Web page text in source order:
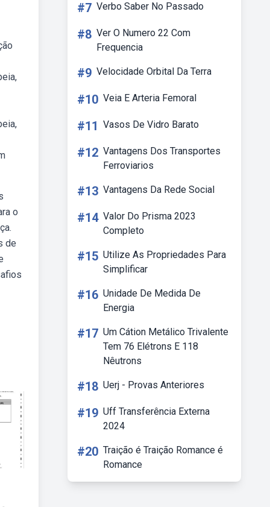
o
de
#7 Verbo Saber No Passado
#8 Ver O Numero 22 Com
Frequencia
#9 Velocidade Orbital Da Terra
#10 Veia E Arteria Femoral
#11 Vasos De Vidro Barato
#12 Vantagens Dos Transportes
Ferroviarios
#13 Vantagens Da Rede Social
#14 Valor Do Prisma 2023
Completo
#15 Utilize As Propriedades Para
Simplificar
#16 Unidade De Medida De
Energia
#17 Um Cátion Metálico Trivalente
Tem 76 Elétrons E 118
Nêutrons
#18 Uerj - Provas Anteriores
#19 Uff Transferência Externa
2024
#20 Traição é Traição Romance é
Romance